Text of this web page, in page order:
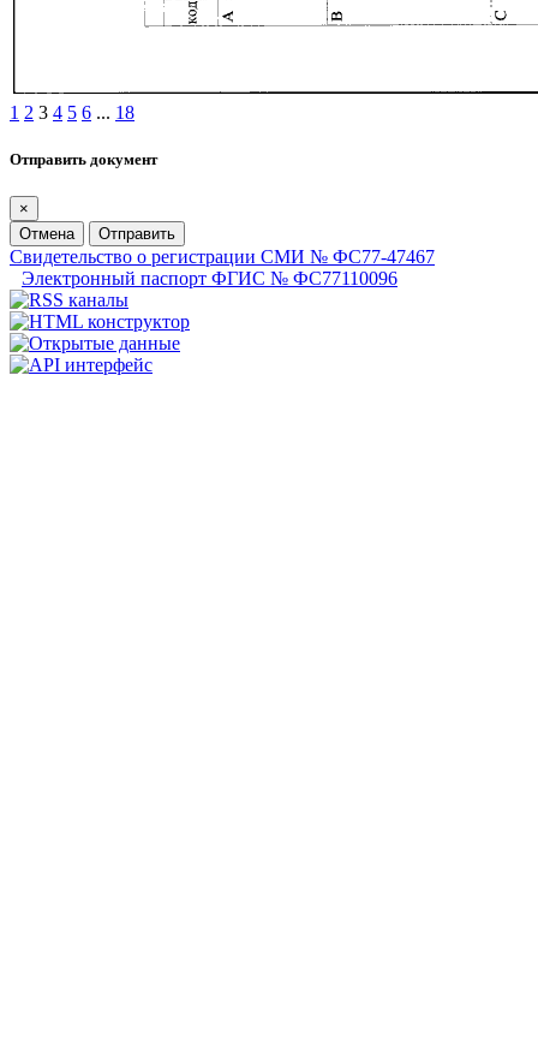
1 2 3 4 5 6 ... 18
Отправить документ
×
Отмена
Отправить
Свидетельство о регистрации СМИ № ФС77-47467
Электронный паспорт ФГИС № ФС77110096